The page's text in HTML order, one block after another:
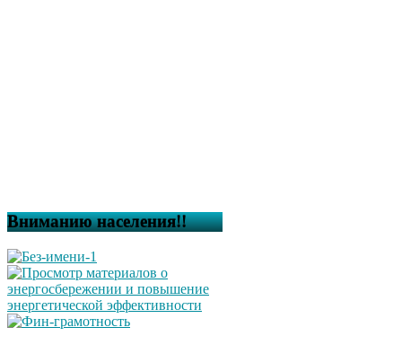
Вниманию населения!!